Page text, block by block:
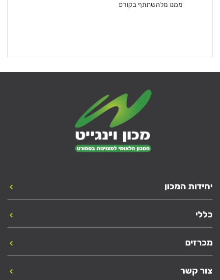
ממנו מלהשתתף בקורס
יחידות המכון
כללי
מכרזים
צור קשר